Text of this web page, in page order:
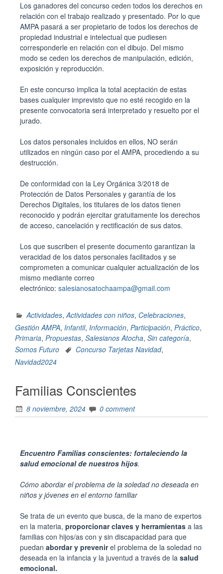
Los ganadores del concurso ceden todos los derechos en
relación con el trabajo realizado y presentado. Por lo que
AMPA pasará a ser propietario de todos los derechos de
propiedad industrial e intelectual que pudiesen
corresponderle en relación con el dibujo. Del mismo
modo se ceden los derechos de manipulación, edición,
exposición y reproducción.
En este concurso implica la total aceptación de estas
bases cualquier imprevisto que no esté recogido en la
presente convocatoria será interpretado y resuelto por el
jurado.
Los datos personales incluidos en ellos, NO serán
utilizados en ningún caso por el AMPA, procediendo a su
destrucción.
De conformidad con la Ley Orgánica 3/2018 de
Protección de Datos Personales y garantía de los
Derechos Digitales, los titulares de los datos tienen
reconocido y podrán ejercitar gratuitamente los derechos
de acceso, cancelación y rectificación de sus datos.
Los que suscriben el presente documento garantizan la
veracidad de los datos personales facilitados y se
comprometen a comunicar cualquier actualización de los
mismo mediante correo
electrónico: salesianosatochaampa@gmail.com
Actividades, Actividades con niños, Celebraciones,
Gestión AMPA, Infantil, Información, Participación, Práctico,
Primaria, Propuestas, Salesianos Atocha, Sin categoría,
Somos Futuro
Concurso Tarjetas Navidad,
Navidad2024
Familias Conscientes
8 noviembre, 2024 0 comment
Encuentro Familias conscientes: fortaleciendo la
salud emocional de nuestros hijos.
Cómo abordar el problema de la soledad no deseada en
niños y jóvenes en el entorno familiar
Se trata de un evento que busca, de la mano de expertos
en la materia, proporcionar claves y herramientas a las
familias con hijos/as con y sin discapacidad para que
puedan abordar y prevenirel problema de la soledad no
deseada en la infancia y la juventud a través de la salud
emocional.